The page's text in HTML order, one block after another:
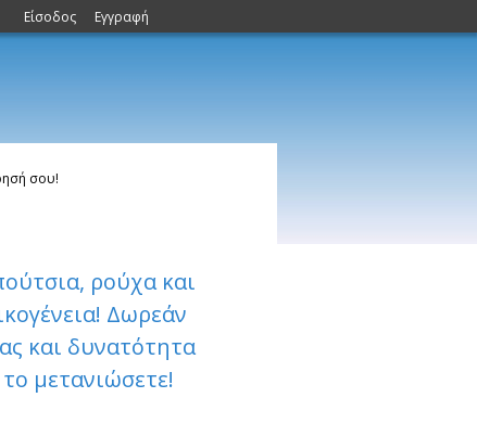
Είσοδος Εγγραφή
σου!
ρούχα και
Δωρεάν
και δυνατότητα
μετανιώσετε!